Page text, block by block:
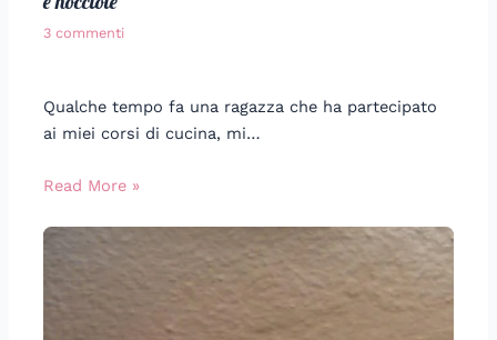
3 commenti
Qualche tempo fa una ragazza che ha partecipato
ai miei corsi di cucina, mi…
Read More »